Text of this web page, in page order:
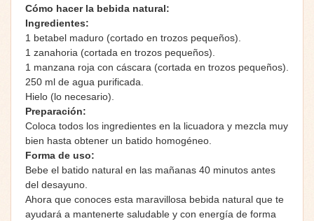
Cómo hacer la bebida natural:
Ingredientes:
1 betabel maduro (cortado en trozos pequeños).
1 zanahoria (cortada en trozos pequeños).
1 manzana roja con cáscara (cortada en trozos pequeños).
250 ml de agua purificada.
Hielo (lo necesario).
Preparación:
Coloca todos los ingredientes en la licuadora y mezcla muy
bien hasta obtener un batido homogéneo.
Forma de uso:
Bebe el batido natural en las mañanas 40 minutos antes
del desayuno.
Ahora que conoces esta maravillosa bebida natural que te
ayudará a mantenerte saludable y con energía de forma